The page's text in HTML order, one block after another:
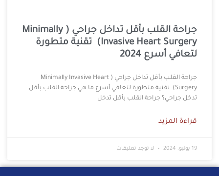
جراحة القلب بأقل تداخل جراحي ( Minimally
Invasive Heart Surgery) تقنية متطورة
لتعافي أسرع 2024
جراحة القلب بأقل تداخل جراحي ( Minimally Invasive Heart
Surgery) تقنية متطورة لتعافي أسرع ما هي جراحة القلب بأقل
تدخل جراحي؟ جراحة القلب بأقل تدخل
قراءة المزيد
19 يوليو، 2024 لا توجد تعليقات